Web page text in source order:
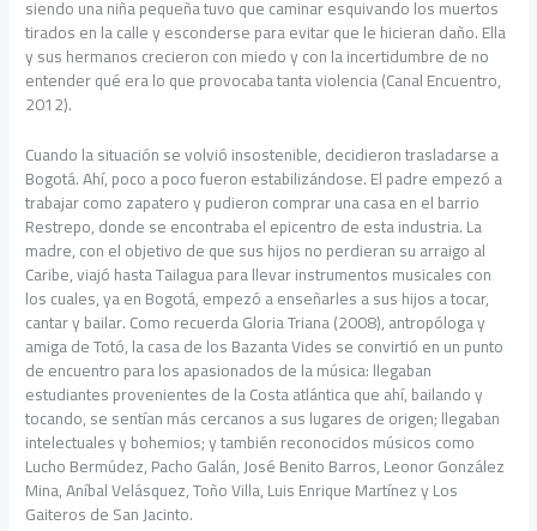
siendo una niña pequeña tuvo que caminar esquivando los muertos
tirados en la calle y esconderse para evitar que le hicieran daño. Ella
y sus hermanos crecieron con miedo y con la incertidumbre de no
entender qué era lo que provocaba tanta violencia (Canal Encuentro,
2012).
Cuando la situación se volvió insostenible, decidieron trasladarse a
Bogotá. Ahí, poco a poco fueron estabilizándose. El padre empezó a
trabajar como zapatero y pudieron comprar una casa en el barrio
Restrepo, donde se encontraba el epicentro de esta industria. La
madre, con el objetivo de que sus hijos no perdieran su arraigo al
Caribe, viajó hasta Tailagua para llevar instrumentos musicales con
los cuales, ya en Bogotá, empezó a enseñarles a sus hijos a tocar,
cantar y bailar. Como recuerda Gloria Triana (2008), antropóloga y
amiga de Totó, la casa de los Bazanta Vides se convirtió en un punto
de encuentro para los apasionados de la música: llegaban
estudiantes provenientes de la Costa atlántica que ahí, bailando y
tocando, se sentían más cercanos a sus lugares de origen; llegaban
intelectuales y bohemios; y también reconocidos músicos como
Lucho Bermúdez, Pacho Galán, José Benito Barros, Leonor González
Mina, Aníbal Velásquez, Toño Villa, Luis Enrique Martínez y Los
Gaiteros de San Jacinto.